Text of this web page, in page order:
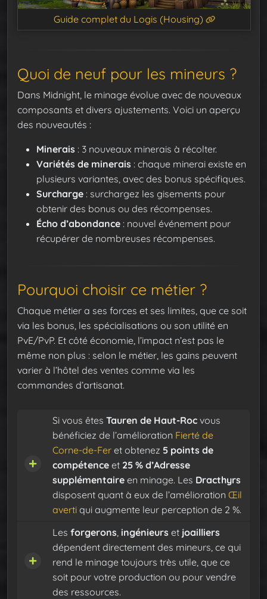
Guide complet du Logis (Housing)
Quoi de neuf pour les mineurs ?
Dans Midnight, le minage évolue avec de nouveaux
composants et divers ajustements. Voici un aperçu
des nouveautés :
Minerais : 3 nouveaux minerais à récolter.
Variétés de minerais : chaque minerai existe en
plusieurs variantes, avec des bonus spécifiques.
Surcharge : surchargez les gisements pour
obtenir des bonus ou des récompenses.
Écho d’abondance : nouvel événement pour
récupérer de nombreuses récompenses.
Pourquoi choisir ce métier ?
Chaque métier a ses forces et ses limites, que ce soit
via les bonus, les spécialisations ou son utilité en
PvE/PvP. Et côté économie, l’impact n’est pas le
même non plus : selon le métier, les gains peuvent
varier à l’hôtel des ventes comme via les
commandes d’artisanat.
Si vous êtes Tauren de Haut-Roc vous
bénéficiez de l’amélioration Fierté de
Corne-de-Fer et obtenez 5 points de
compétence et 25 % d’Adresse
supplémentaire en minage. Les Dracthyrs
disposent quant à eux de l’amélioration Œil
averti qui augmente leur perception de 2 %.
Les forgerons ingénieurs et joailliers
dépendent directement des mineurs, ce qui
rend le minage toujours très utile, que ce
soit pour votre production ou pour vendre
des ressources.